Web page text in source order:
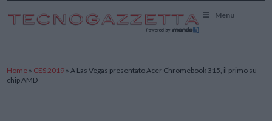
Menu
Home » CES 2019 »A Las Vegas presentato Acer Chromebook 315, il primo su
chip AMD